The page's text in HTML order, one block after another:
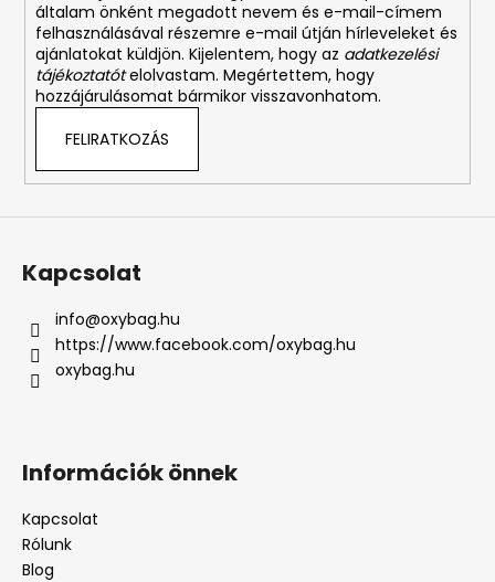
általam önként megadott nevem és e-mail-címem
felhasználásával részemre e-mail útján hírleveleket és
ajánlatokat küldjön. Kijelentem, hogy az adatkezelési
tájékoztatótelolvastam. Megértettem, hogy
hozzájárulásomat bármikor visszavonhatom.
FELIRATKOZÁS
Kapcsolat
info@oxybag.hu
https://www.facebook.com/oxybag.hu
oxybag.hu
Információk önnek
Kapcsolat
Rólunk
Blog